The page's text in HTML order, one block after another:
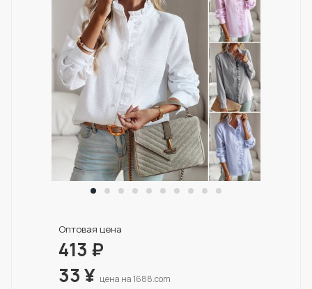
Оптовая цена
413 ₽
33¥ цена на 1688.com